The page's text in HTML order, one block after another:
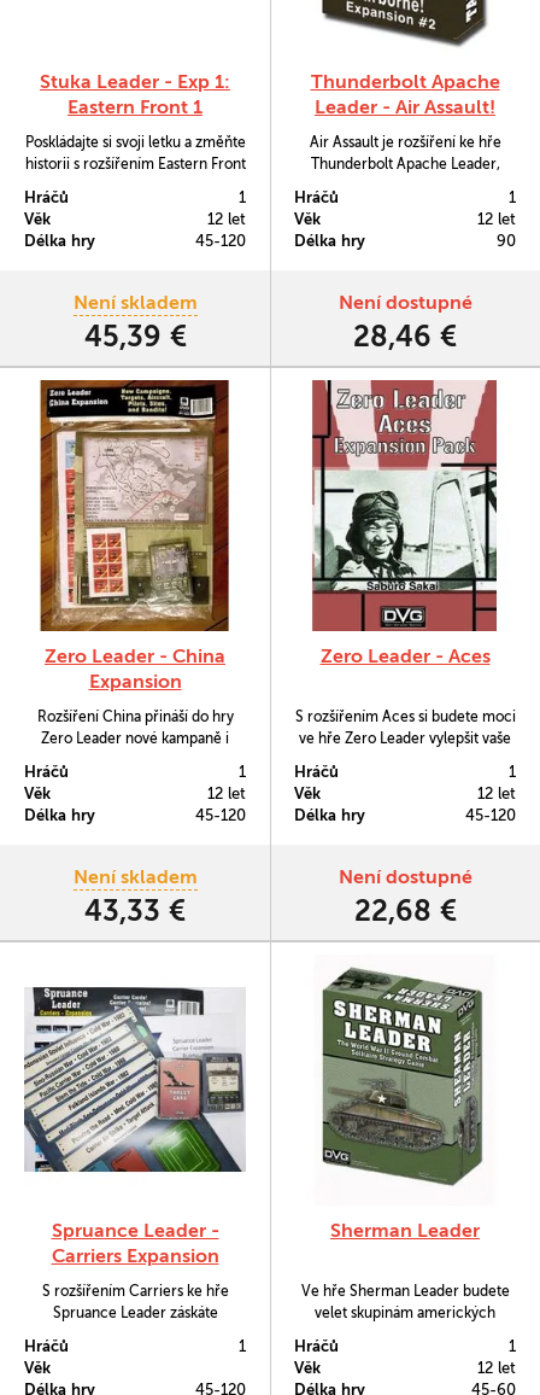
Stuka Leader - Exp 1:
Eastern Front 1
Poskládajte si svoji letku a změňte
historii s rozšířením Eastern Front
Hráčů
1
Věk
12 let
Délka hry
45-120
Není skladem
45,39 €
Thunderbolt Apache
Leader - Air Assault!
Air Assault je rozšíření ke hře
Thunderbolt Apache Leader,
UH-60 Black Hawk, V-22
Osprey, výsadkáře z helikoptér,
nepřátelské výsadkové mise a
můžete aplikovat na své jednotky.
Hráčů
1
Věk
12 let
Délka hry
90
Není dostupné
28,46 €
Zero Leader - China
Expansion
Rozšíření China přináší do hry
Zero Leader nové kampaně i
Hráčů
1
Věk
12 let
Délka hry
45-120
Není skladem
43,33 €
Zero Leader - Aces
S rozšířením Aces si budete moci
ve hře Zero Leader vylepšit vaše
prvotřídním pilotům.
Hráčů
1
Věk
12 let
Délka hry
45-120
Není dostupné
22,68 €
Spruance Leader -
Carriers Expansion
S rozšířením Carriers ke hře
Spruance Leader záskáte
ponorky pomocí letadlových lodí.
Hráčů
1
Věk
Délka hry
45-120
Sherman Leader
Ve hře Sherman Leader budete
velet skupinám amerických
nákladních aut, polopásáků i
Hráčů
1
Věk
12 let
Délka hry
45-60